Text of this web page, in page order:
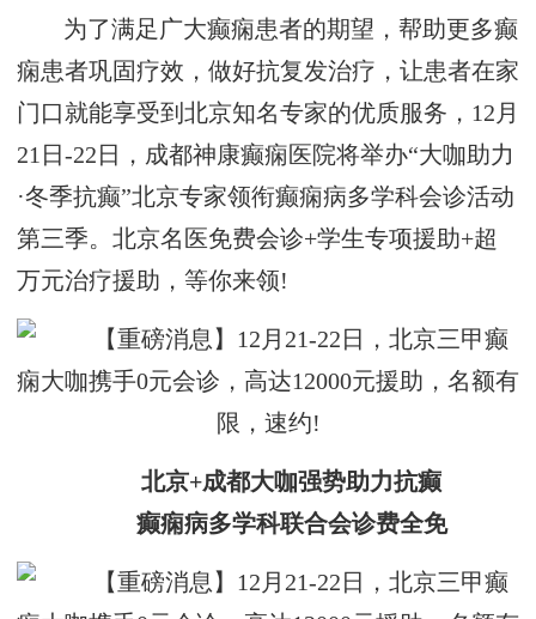
为了满足广大癫痫患者的期望，帮助更多癫
痫患者巩固疗效，做好抗复发治疗，让患者在家
门口就能享受到北京知名专家的优质服务，12月
21日-22日，成都神康癫痫医院将举办“大咖助力
·冬季抗癫”北京专家领衔癫痫病多学科会诊活动
第三季。北京名医免费会诊+学生专项援助+超
万元治疗援助，等你来领!
北京+成都大咖强势助力抗癫
癫痫病多学科联合会诊费全免